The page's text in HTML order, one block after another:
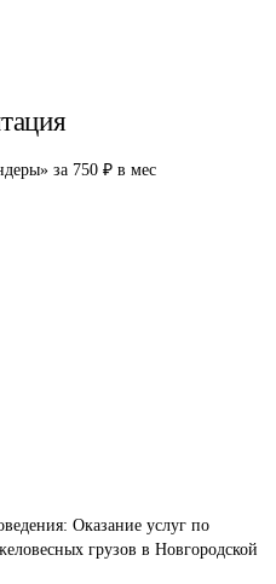
за 750 ₽ в мес
Оказание услуг по
грузов в Новгородской